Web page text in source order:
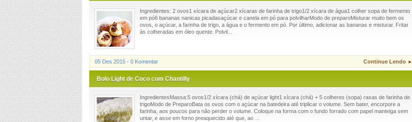
Ingredientes: 2 ovos1 xícara de açúcar2 xícaras de farinha de trigo1/2 xícara de água1 colher sopa de fermento
em pó6 bananas nanicas picadasaçúcar e canela em pó para polvilharModo de preparoMisturar muito bem os
ovos, o açúcar, a farinha de trigo, a água e o fermento em pó. Por último, adicionar as bananas e misturar. Fritar
às colheradas em óleo quente. Polvil...
05 Des 2015 - 0 Komentar Continue Lendo ►
Bolo Light de Coco com Chantilly
IngredientesMassa:5 ovos1/2 xícara (chá) de açúcar light1 xícara (chá) + 5 colheres (sopa) rasas de farinha de
trigoModo de PreparoBata os ovos com o açúcar na batedeira até triplicar o volume. Sem bater, encorpore a
farinha, aos poucos para não perder o volume. Coloque na forma com o fundo forrado com papel manteiga sem
untar, e asse em forno preaquecido até que, ao ...